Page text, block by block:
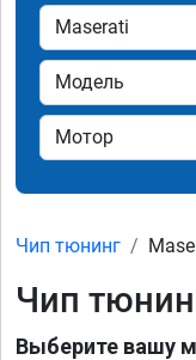
Чип тюнинг
Чип
Выберите вашу